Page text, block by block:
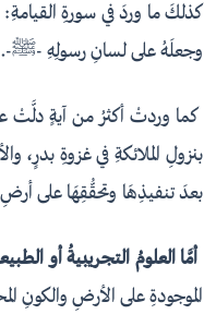
كذلكَ ما وردَ في سورةِ القيامةِ:
وجعلَهُ على لسانِ رسولِهِ -ﷺ-.
كما وردتْ أكثرُ من آيةٍ دلَّتْ
بنزولِ الملائكةِ في غزوةِ بدرٍ،
بعدَ تنفيذِهَا وتحقُّقِهَا على
أمَّا العلومُ التجريبيةُ أو
الموجودةِ على الأرضِ والكونِ